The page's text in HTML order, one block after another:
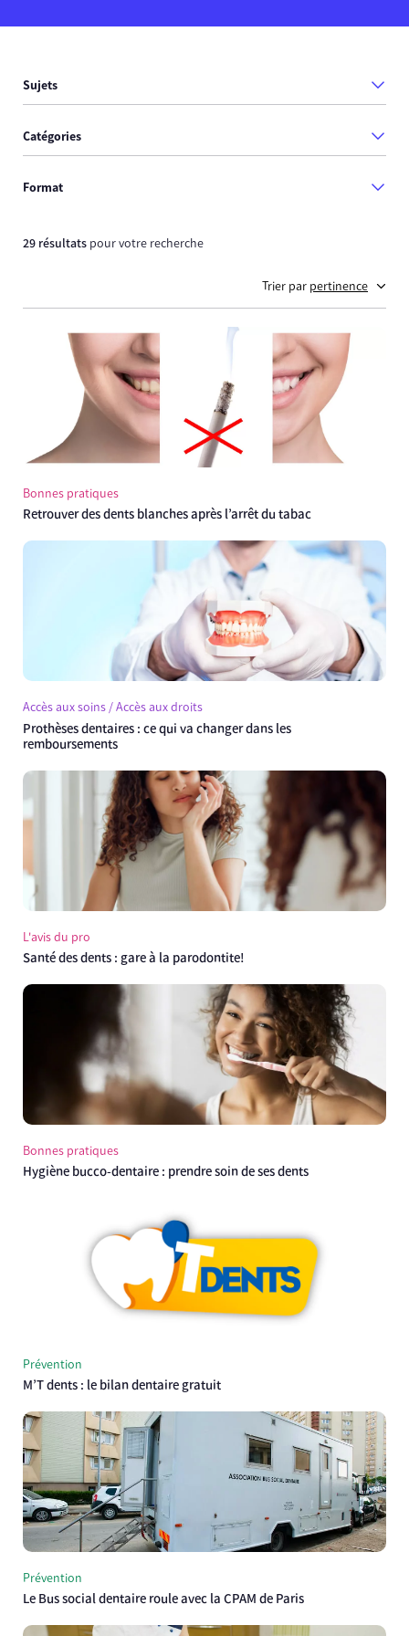
Sujets
Catégories
Format
29 résultats pour votre recherche
Trier par pertinence
Bonnes pratiques
Retrouver des dents blanches après l’arrêt du tabac
Accès aux soins / Accès aux droits
Prothèses dentaires : ce qui va changer dans les
remboursements
L'avis du pro
Santé des dents : gare à la parodontite!
Bonnes pratiques
Hygiène bucco-dentaire : prendre soin de ses dents
Prévention
M’T dents : le bilan dentaire gratuit
Prévention
Le Bus social dentaire roule avec la CPAM de Paris